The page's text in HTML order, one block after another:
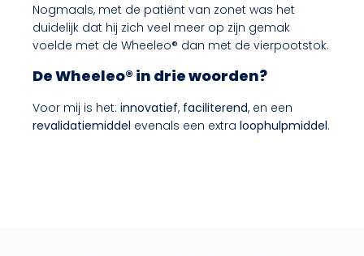
Nogmaals, met de patiënt van zonet was het
duidelijk dat hij zich veel meer op zijn gemak
voelde met de Wheeleo® dan met de vierpootstok.
De Wheeleo® in drie woorden?
Voor mij is het: innovatief, faciliterend, en een
revalidatiemiddel evenals een extra loophulpmiddel.